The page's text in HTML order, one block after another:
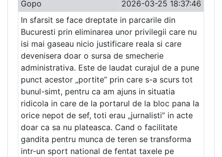
Gopo
2026-03-25 18:37:46
In sfarsit se face dreptate in parcarile din
Bucuresti prin eliminarea unor privilegii care nu
isi mai gaseau nicio justificare reala si care
devenisera doar o sursa de smecherie
administrativa. Este de laudat curajul de a pune
punct acestor „portite” prin care s-a scurs tot
bunul-simt, pentru ca am ajuns in situatia
ridicola in care de la portarul de la bloc pana la
orice nepot de sef, toti erau „jurnalisti” in acte
doar ca sa nu plateasca. Cand o facilitate
gandita pentru munca de teren se transforma
intr-un sport national de fentat taxele pe